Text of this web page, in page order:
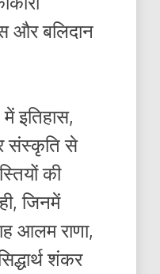
और बलिदान
इतिहास,
संस्कृति से
की
जिनमें
आलम राणा,
शंकर